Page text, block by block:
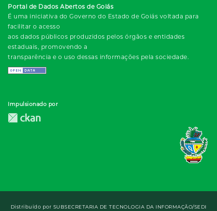
Portal de Dados Abertos de Goiás
É uma iniciativa do Governo do Estado de Goiás voltada para
facilitar o acesso
aos dados públicos produzidos pelos órgãos e entidades
estaduais, promovendo a
transparência e o uso dessas informações pela sociedade.
Impulsionado por
Distribuído por SUBSECRETARIA DE TECNOLOGIA DA INFORMAÇÃO/SEDI